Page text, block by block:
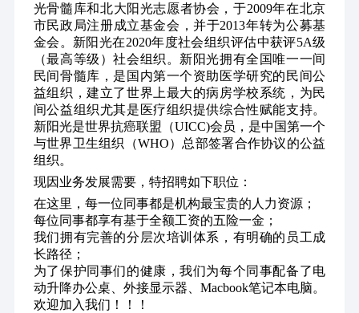
光骨髓库和北大阳光志愿者协会，于2009年在北京
市民政局注册成立基金会，并于2013年转为公募基
金会。新阳光在2020年度社会组织评估中获评5A级
（最高等级）社会组织。新阳光拥有全国唯一一间
民间骨髓库，是国内第一个资助医学研究的民间公
益组织，建立了世界上最大的病房学校系统，为民
间公益组织尤其是医疗组织提供综合性赋能支持。
新阳光是世界抗癌联盟（UICC)会员，是中国第一个
与世界卫生组织（WHO）总部签署合作协议的公益
组织。
现因业务发展需要，特招聘如下职位：
在这里，每一位同事都是机构最宝贵的人力资源；
每位同事都享有基于全额工资的五险一金；
我们拥有完善的分层次培训体系，有明确的员工成
长路径；
为了保护同事们的健康，我们为每个同事配备了电
动升降办公桌、外接显示器、Macbook笔记本电脑。
欢迎加入我们！！！